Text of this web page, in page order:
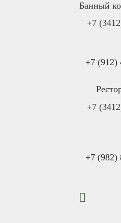
Банный
+7
+7 (912)
+7
+7 (982)